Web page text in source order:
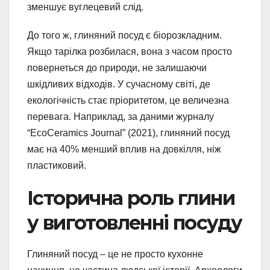
зменшує вуглецевий слід.
До того ж, глиняний посуд є біорозкладним.
Якщо тарілка розбилася, вона з часом просто
повернеться до природи, не залишаючи
шкідливих відходів. У сучасному світі, де
екологічність стає пріоритетом, це величезна
перевага. Наприклад, за даними журналу
“EcoCeramics Journal” (2021), глиняний посуд
має на 40% менший вплив на довкілля, ніж
пластиковий.
Історична роль глини
у виготовленні посуду
Глиняний посуд – це не просто кухонне